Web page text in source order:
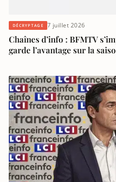
DÉCRYPTAGE 7 juillet 2026
Chaînes d’info : BFMTV
garde l’avantage sur la